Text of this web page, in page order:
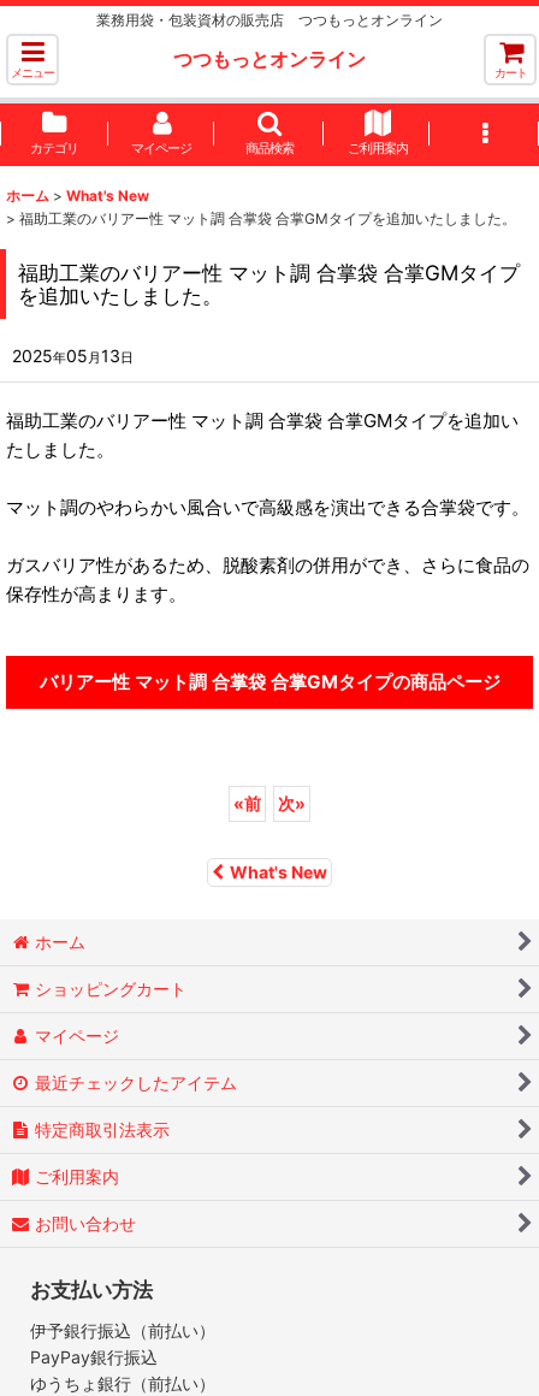
業務用袋・包装資材の販売店 つつもっとオンライン
メニュー
つつもっとオンライン
カート
カテゴリ マイページ 商品検索 ご利用案内
ホーム > What's New
> 福助工業のバリアー性 マット調 合掌袋 合掌GMタイプを追加いたしました。
福助工業のバリアー性 マット調 合掌袋 合掌GMタイプ
を追加いたしました。
2025年05 月13日
福助工業のバリアー性 マット調 合掌袋 合掌GMタイプを追加い
たしました。
マット調のやわらかい風合いで高級感を演出できる合掌袋です。
ガスバリア性があるため、脱酸素剤の併用ができ、さらに食品の
保存性が高まります。
バリアー性 マット調 合掌袋 合掌GMタイプの商品ページ
«前 次»
What's New
ホーム
ショッピングカート
マイページ
最近チェックしたアイテム
特定商取引法表示
ご利用案内
お問い合わせ
お支払い方法
伊予銀行振込（前払い）
PayPay銀行振込
ゆうちょ銀行（前払い）